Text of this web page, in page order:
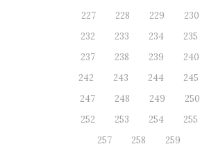
227
228 229 230
232
233 234 235
237
238 239 240
242
243 244 245
247
248 249 250
252
253 254 255
257
258 259